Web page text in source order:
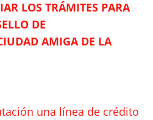
LOS TRÁMITES PARA
DE
AMIGA DE LA
una línea de crédito